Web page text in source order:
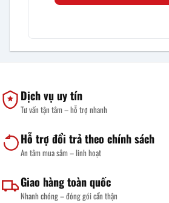
Dịch vụ uy tín
Tư vấn tận tâm – hỗ trợ nhanh
Hỗ trợ đổi trả theo chính sách
An tâm mua sắm – linh hoạt
Giao hàng toàn quốc
Nhanh chóng – đóng gói cẩn thận